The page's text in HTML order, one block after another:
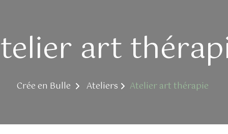
art
Crée en Bulle Ateliers Atelier art thérapie